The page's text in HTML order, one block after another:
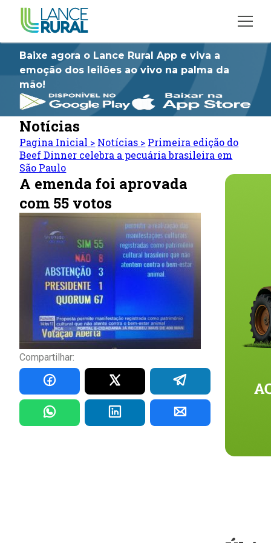
Baixe agora o Lance Rural App e viva a
emoção dos leilões ao vivo na palma da
mão!
Notícias
Pagina Inicial > Notícias > Primeira edição do
Beef Dinner celebra a pecuária brasileira em
São Paulo
A emenda foi aprovada
com 55 votos
Compartilhar: